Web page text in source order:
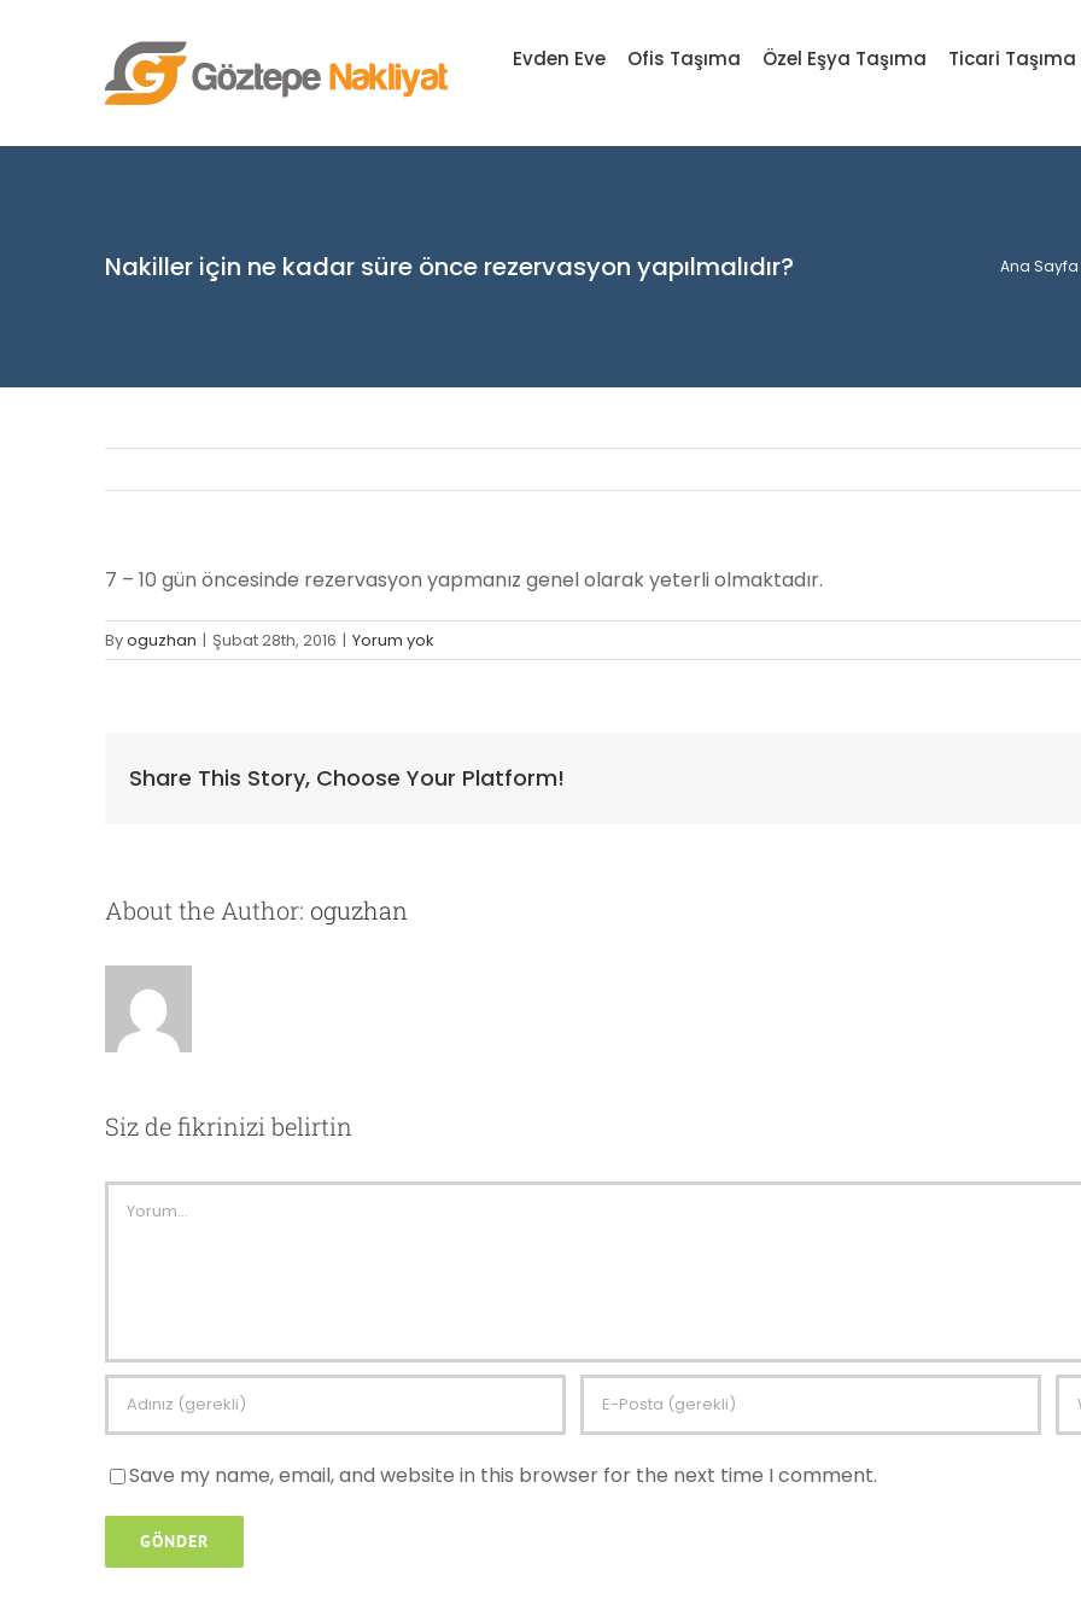
Evden Eve Ofis Taşıma Özel Eşya Taşıma Ticari Taşıma
Nakiller için ne kadar süre önce rezervasyon yapılmalıdır? Ana Sayfa
7 – 10 gün öncesinde rezervasyon yapmanız genel olarak yeterli olmaktadır.
Byoguzhan | Şubat 28th, 2016 | Yorum yok
Share This Story, Choose Your Platform!
About the Author: oguzhan
Siz de fikrinizi belirtin
Save my name, email, and website in this browser for the next time I comment.